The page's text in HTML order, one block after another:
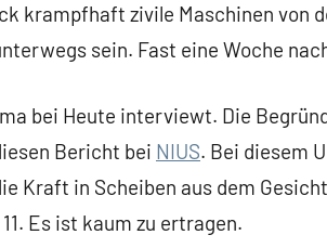
krampfhaft zivile Maschinen von
sein. Fast eine Woche
bei Heute interviewt. Die
Bericht bei NIUS. Bei diesem
Kraft in Scheiben aus dem
Es ist kaum zu ertragen.